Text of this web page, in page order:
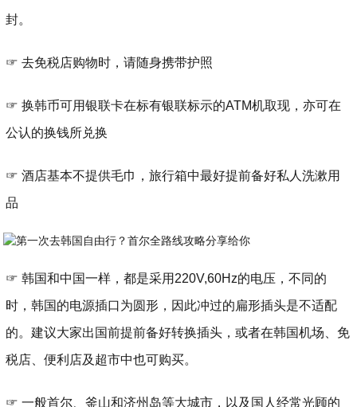
封。
☞ 去免税店购物时，请随身携带护照
☞ 换韩币可用银联卡在标有银联标示的ATM机取现，亦可在
公认的换钱所兑换
☞ 酒店基本不提供毛巾，旅行箱中最好提前备好私人洗漱用
品
☞ 韩国和中国一样，都是采用220V,60Hz的电压，不同的
时，韩国的电源插口为圆形，因此冲过的扁形插头是不适配
的。建议大家出国前提前备好转换插头，或者在韩国机场、免
税店、便利店及超市中也可购买。
☞ 一般首尔、釜山和济州岛等大城市，以及国人经常光顾的